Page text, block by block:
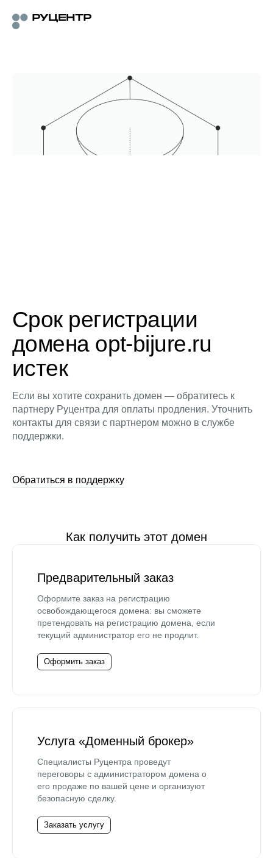
Срок регистрации
домена opt-bijure.ru
истек
Если вы хотите сохранить домен — обратитесь к
партнеру Руцентра для оплаты продления. Уточнить
контакты для связи с партнером можно в службе
поддержки.
Обратиться в поддержку
Как получить этот домен
Предварительный заказ
Оформите заказ на регистрацию
освобождающегося домена: вы сможете
претендовать на регистрацию домена, если
текущий администратор его не продлит.
Оформить заказ
Услуга «Доменный брокер»
Специалисты Руцентра проведут
переговоры с администратором домена о
его продаже по вашей цене и организуют
безопасную сделку.
Заказать услугу